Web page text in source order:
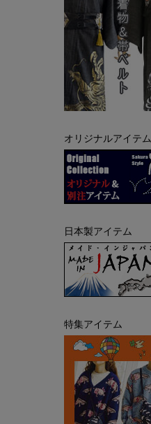
オリジナルアイテム
日本製アイテム
特集アイテム